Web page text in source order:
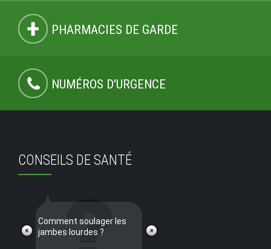
PHARMACIES DE GARDE
NUMÉROS D'URGENCE
CONSEILS DE SANTÉ
Comment soulager les
jambes lourdes ?